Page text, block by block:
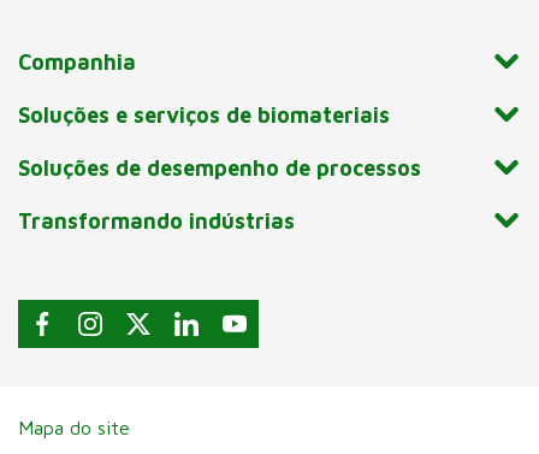
Companhia
Soluções e serviços de biomateriais
Soluções de desempenho de processos
Transformando indústrias
Mapa do site